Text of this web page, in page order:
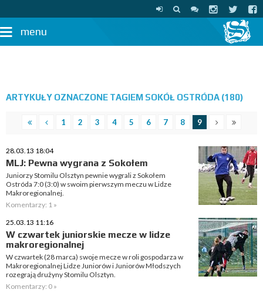
menu
ARTYKUŁY OZNACZONE TAGIEM SOKÓŁ OSTRÓDA (180)
1 2 3 4 5 6 7 8 9
28.03.13 18:04
MLJ: Pewna wygrana z Sokołem
Juniorzy Stomilu Olsztyn pewnie wygrali z Sokołem
Ostróda 7:0 (3:0) w swoim pierwszym meczu w Lidze
Makroregionalnej.
Komentarzy: 1 »
25.03.13 11:16
W czwartek juniorskie mecze w lidze
makroregionalnej
W czwartek (28 marca) swoje mecze w roli gospodarza w
Makroregionalnej Lidze Juniorów i Juniorów Młodszych
rozegrają drużyny Stomilu Olsztyn.
Komentarzy: 0 »